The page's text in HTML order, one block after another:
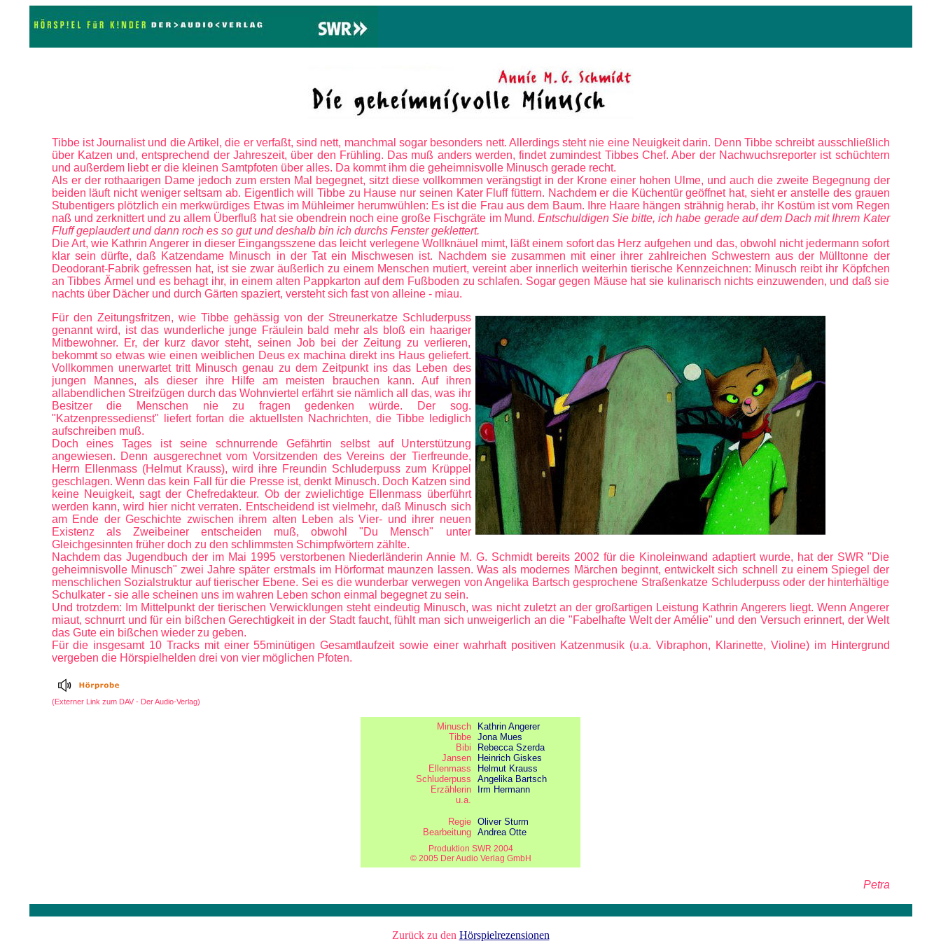
Tibbe ist Journalist und die Artikel, die er verfaßt, sind nett, manchmal sogar besonders nett. Allerdings steht nie eine Neuigkeit darin. Denn Tibbe schreibt ausschließlich
über Katzen und, entsprechend der Jahreszeit, über den Frühling. Das muß anders werden, findet zumindest Tibbes Chef. Aber der Nachwuchsreporter ist schüchtern
und außerdem liebt er die kleinen Samtpfoten über alles. Da kommt ihm die geheimnisvolle Minusch gerade recht.
Als er der rothaarigen Dame jedoch zum ersten Mal begegnet, sitzt diese vollkommen verängstigt in der Krone einer hohen Ulme, und auch die zweite Begegnung der
beiden läuft nicht weniger seltsam ab. Eigentlich will Tibbe zu Hause nur seinen Kater Fluff füttern. Nachdem er die Küchentür geöffnet hat, sieht er anstelle des grauen
Stubentigers plötzlich ein merkwürdiges Etwas im Mühleimer herumwühlen: Es ist die Frau aus dem Baum. Ihre Haare hängen strähnig herab, ihr Kostüm ist vom Regen
naß und zerknittert und zu allem Überfluß hat sie obendrein noch eine große Fischgräte im Mund. Entschuldigen Sie bitte, ich habe gerade auf dem Dach mit Ihrem Kater
Fluff geplaudert und dann roch es so gut und deshalb bin ich durchs Fenster geklettert.
Die Art, wie Kathrin Angerer in dieser Eingangsszene das leicht verlegene Wollknäuel mimt, läßt einem sofort das Herz aufgehen und das, obwohl nicht jedermann sofort
klar sein dürfte, daß Katzendame Minusch in der Tat ein Mischwesen ist. Nachdem sie zusammen mit einer ihrer zahlreichen Schwestern aus der Mülltonne der
Deodorant-Fabrik gefressen hat, ist sie zwar äußerlich zu einem Menschen mutiert, vereint aber innerlich weiterhin tierische Kennzeichnen: Minusch reibt ihr Köpfchen
an Tibbes Ärmel und es behagt ihr, in einem alten Pappkarton auf dem Fußboden zu schlafen. Sogar gegen Mäuse hat sie kulinarisch nichts einzuwenden, und daß sie
nachts über Dächer und durch Gärten spaziert, versteht sich fast von alleine - miau.
Für den Zeitungsfritzen, wie Tibbe gehässig von der Streunerkatze Schluderpuss
genannt wird, ist das wunderliche junge Fräulein bald mehr als bloß ein haariger
Mitbewohner. Er, der kurz davor steht, seinen Job bei der Zeitung zu verlieren,
bekommt so etwas wie einen weiblichen Deus ex machina direkt ins Haus geliefert.
Vollkommen unerwartet tritt Minusch genau zu dem Zeitpunkt ins das Leben des
jungen Mannes, als dieser ihre Hilfe am meisten brauchen kann. Auf ihren
allabendlichen Streifzügen durch das Wohnviertel erfährt sie nämlich all das, was ihr
Besitzer die Menschen nie zu fragen gedenken würde. Der sog.
"Katzenpressedienst" liefert fortan die aktuellsten Nachrichten, die Tibbe lediglich
aufschreiben muß.
Doch eines Tages ist seine schnurrende Gefährtin selbst auf Unterstützung
angewiesen. Denn ausgerechnet vom Vorsitzenden des Vereins der Tierfreunde,
Herrn Ellenmass (Helmut Krauss), wird ihre Freundin Schluderpuss zum Krüppel
geschlagen. Wenn das kein Fall für die Presse ist, denkt Minusch. Doch Katzen sind
keine Neuigkeit, sagt der Chefredakteur. Ob der zwielichtige Ellenmass überführt
werden kann, wird hier nicht verraten. Entscheidend ist vielmehr, daß Minusch sich
am Ende der Geschichte zwischen ihrem alten Leben als Vier- und ihrer neuen
Existenz als Zweibeiner entscheiden muß, obwohl "Du Mensch" unter
Gleichgesinnten früher doch zu den schlimmsten Schimpfwörtern zählte.
Nachdem das Jugendbuch der im Mai 1995 verstorbenen Niederländerin Annie M. G. Schmidt bereits 2002 für die Kinoleinwand adaptiert wurde, hat der SWR "Die
geheimnisvolle Minusch" zwei Jahre später erstmals im Hörformat maunzen lassen. Was als modernes Märchen beginnt, entwickelt sich schnell zu einem Spiegel der
menschlichen Sozialstruktur auf tierischer Ebene. Sei es die wunderbar verwegen von Angelika Bartsch gesprochene Straßenkatze Schluderpuss oder der hinterhältige
Schulkater - sie alle scheinen uns im wahren Leben schon einmal begegnet zu sein.
Und trotzdem: Im Mittelpunkt der tierischen Verwicklungen steht eindeutig Minusch, was nicht zuletzt an der großartigen Leistung Kathrin Angerers liegt. Wenn Angerer
miaut, schnurrt und für ein bißchen Gerechtigkeit in der Stadt faucht, fühlt man sich unweigerlich an die "Fabelhafte Welt der Amélie" und den Versuch erinnert, der Welt
das Gute ein bißchen wieder zu geben.
Für die insgesamt 10 Tracks mit einer 55minütigen Gesamtlaufzeit sowie einer wahrhaft positiven Katzenmusik (u.a. Vibraphon, Klarinette, Violine) im Hintergrund
vergeben die Hörspielhelden drei von vier möglichen Pfoten.
(Externer Link zum DAV - Der Audio-Verlag)
Minusch
Tibbe
Bibi
Jansen
Ellenmass
Schluderpuss
Erzählerin
u.a.
Regie
Bearbeitung
Kathrin Angerer
Jona Mues
Rebecca Szerda
Heinrich Giskes
Helmut Krauss
Angelika Bartsch
Irm Hermann
Oliver Sturm
Andrea Otte
Produktion SWR 2004
© 2005 Der Audio Verlag GmbH
Petra
Zurück zu den Hörspielrezensionen